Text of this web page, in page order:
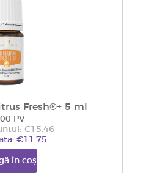
Fresh®+ 5 ml
PV
€15.46
€11.75
în coș